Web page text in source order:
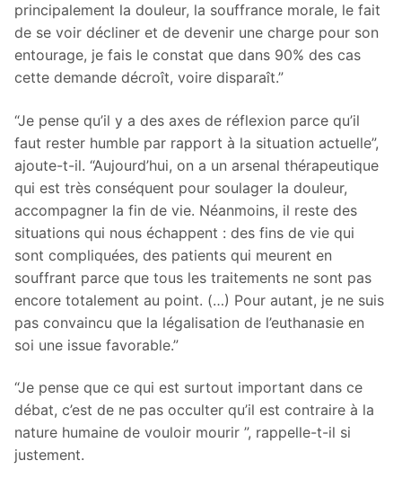
principalement la douleur, la souffrance morale, le fait
de se voir décliner et de devenir une charge pour son
entourage, je fais le constat que dans 90% des cas
cette demande décroît, voire disparaît.”
“Je pense qu’il y a des axes de réflexion parce qu’il
faut rester humble par rapport à la situation actuelle”,
ajoute-t-il. “Aujourd’hui, on a un arsenal thérapeutique
qui est très conséquent pour soulager la douleur,
accompagner la fin de vie. Néanmoins, il reste des
situations qui nous échappent : des fins de vie qui
sont compliquées, des patients qui meurent en
souffrant parce que tous les traitements ne sont pas
encore totalement au point. (…) Pour autant, je ne suis
pas convaincu que la légalisation de l’euthanasie en
soi une issue favorable.”
“Je pense que ce qui est surtout important dans ce
débat, c’est de ne pas occulter qu’il est contraire à la
nature humaine de vouloir mourir ”, rappelle-t-il si
justement.